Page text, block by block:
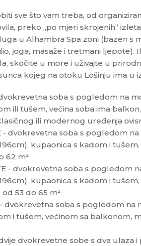
sve što vam treba, od
preko „po mjeri skrojenih“
u Alhambra Spa zoni (bazen s
joga, masaže i tretmani ljepote).
skočite u more i uživajte u
kojeg na otoku Lošinju ima u
dvokrevetna soba s pogledom na
ili tušem, većina soba ima
ili modernog uređenja
- dvokrevetna soba s pogledom
kupaonica s kadom i
62 m²
- dvokrevetna soba s pogledom
kupaonica s kadom i
53 do 65 m²
- dvokrevetna soba s pogledom na
i tušem, većinom sa balkonom,
dvije dvokrevetne sobe s dva